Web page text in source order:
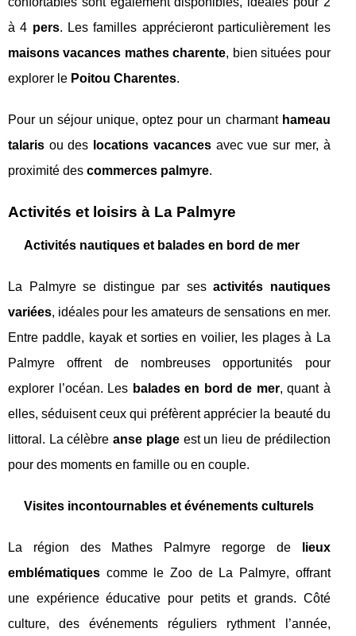
à 4 pers. Les familles apprécieront particulièrement les
maisons vacances mathes charente, bien situées pour
explorer le Poitou Charentes.
Pour un séjour unique, optez pour un charmant hameau
talaris ou des locations vacancesavec vue sur mer, à
proximité des commerces palmyre.
Activités et loisirs à La Palmyre
Activités nautiques et balades en bord de mer
La Palmyre se distingue par sesactivités nautiques
variées, idéales pour les amateurs de sensations en mer.
Entre paddle, kayak et sorties en voilier, les plages à La
Palmyre offrent de nombreuses opportunités pour
explorer l’océan. Les balades en bord de mer, quant à
elles, séduisent ceux qui préfèrent apprécier la beauté du
littoral. La célèbreanse plageest un lieu de prédilection
pour des moments en famille ou en couple.
Visites incontournables et événements culturels
La région des Mathes Palmyre regorge de
lieux
emblématiques comme le Zoo de La Palmyre, offrant
une expérience éducative pour petits et grands. Côté
culture, des événements réguliers rythment l’année,